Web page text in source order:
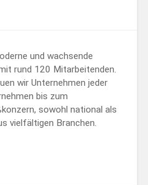
und wachsende
rund 120 Mitarbeitenden.
wir Unternehmen jeder
bis zum
sowohl national als
vielfältigen Branchen.